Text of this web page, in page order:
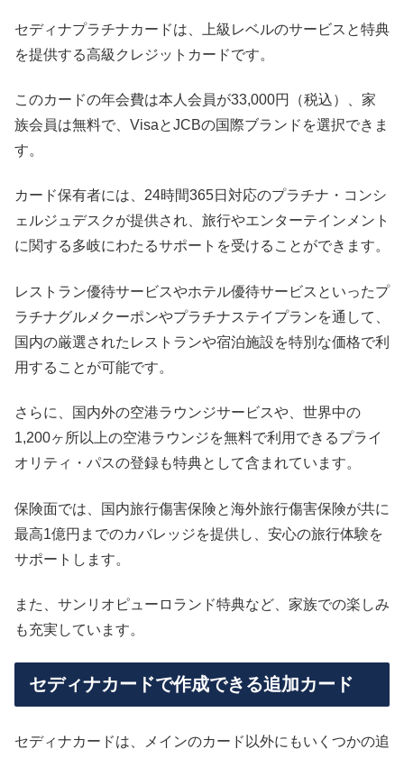
セディナプラチナカードは、上級レベルのサービスと特典
を提供する高級クレジットカードです。
このカードの年会費は本人会員が33,000円（税込）、家
族会員は無料で、VisaとJCBの国際ブランドを選択できま
す。
カード保有者には、24時間365日対応のプラチナ・コンシ
ェルジュデスクが提供され、旅行やエンターテインメント
に関する多岐にわたるサポートを受けることができます。
レストラン優待サービスやホテル優待サービスといったプ
ラチナグルメクーポンやプラチナステイプランを通して、
国内の厳選されたレストランや宿泊施設を特別な価格で利
用することが可能です。
さらに、国内外の空港ラウンジサービスや、世界中の
1,200ヶ所以上の空港ラウンジを無料で利用できるプライ
オリティ・パスの登録も特典として含まれています。
保険面では、国内旅行傷害保険と海外旅行傷害保険が共に
最高1億円までのカバレッジを提供し、安心の旅行体験を
サポートします。
また、サンリオピューロランド特典など、家族での楽しみ
も充実しています。
セディナカードで作成できる追加カード
セディナカードは、メインのカード以外にもいくつかの追